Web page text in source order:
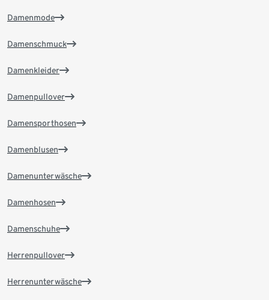
Damenmode
Damenschmuck
Damenkleider
Damenpullover
Damensporthosen
Damenblusen
Damenunterwäsche
Damenhosen
Damenschuhe
Herrenpullover
Herrenunterwäsche